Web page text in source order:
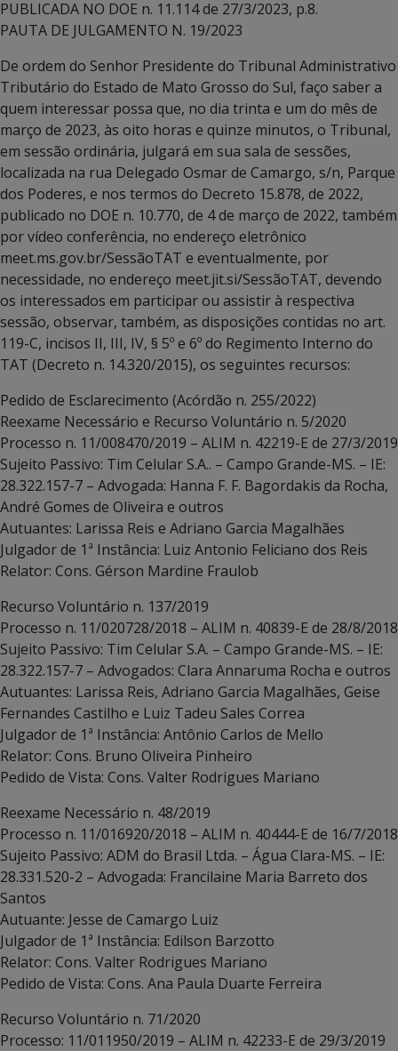
PUBLICADA NO DOE n. 11.114 de 27/3/2023, p.8.
PAUTA DE JULGAMENTO N. 19/2023
De ordem do Senhor Presidente do Tribunal Administrativo
Tributário do Estado de Mato Grosso do Sul, faço saber a
quem interessar possa que, no dia trinta e um do mês de
março de 2023, às oito horas e quinze minutos, o Tribunal,
em sessão ordinária, julgará em sua sala de sessões,
localizada na rua Delegado Osmar de Camargo, s/n, Parque
dos Poderes, e nos termos do Decreto 15.878, de 2022,
publicado no DOE n. 10.770, de 4 de março de 2022, também
por vídeo conferência, no endereço eletrônico
meet.ms.gov.br/SessãoTAT e eventualmente, por
necessidade, no endereço meet.jit.si/SessãoTAT, devendo
os interessados em participar ou assistir à respectiva
sessão, observar, também, as disposições contidas no art.
119-C, incisos II, III, IV, § 5º e 6º do Regimento Interno do
TAT (Decreto n. 14.320/2015), os seguintes recursos:
Pedido de Esclarecimento (Acórdão n. 255/2022)
Reexame Necessário e Recurso Voluntário n. 5/2020
Processo n. 11/008470/2019 – ALIM n. 42219-E de 27/3/2019
Sujeito Passivo: Tim Celular S.A.. – Campo Grande-MS. – IE:
28.322.157-7 – Advogada: Hanna F. F. Bagordakis da Rocha,
André Gomes de Oliveira e outros
Autuantes: Larissa Reis e Adriano Garcia Magalhães
Julgador de 1ª Instância: Luiz Antonio Feliciano dos Reis
Relator: Cons. Gérson Mardine Fraulob
Recurso Voluntário n. 137/2019
Processo n. 11/020728/2018 – ALIM n. 40839-E de 28/8/2018
Sujeito Passivo: Tim Celular S.A. – Campo Grande-MS. – IE:
28.322.157-7 – Advogados: Clara Annaruma Rocha e outros
Autuantes: Larissa Reis, Adriano Garcia Magalhães, Geise
Fernandes Castilho e Luiz Tadeu Sales Correa
Julgador de 1ª Instância: Antônio Carlos de Mello
Relator: Cons. Bruno Oliveira Pinheiro
Pedido de Vista: Cons. Valter Rodrigues Mariano
Reexame Necessário n. 48/2019
Processo n. 11/016920/2018 – ALIM n. 40444-E de 16/7/2018
Sujeito Passivo: ADM do Brasil Ltda. – Água Clara-MS. – IE:
28.331.520-2 – Advogada: Francilaine Maria Barreto dos
Santos
Autuante: Jesse de Camargo Luiz
Julgador de 1ª Instância: Edilson Barzotto
Relator: Cons. Valter Rodrigues Mariano
Pedido de Vista: Cons. Ana Paula Duarte Ferreira
Recurso Voluntário n. 71/2020
Processo: 11/011950/2019 – ALIM n. 42233-E de 29/3/2019